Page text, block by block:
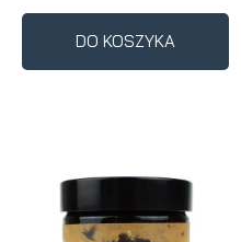
DO KOSZYKA